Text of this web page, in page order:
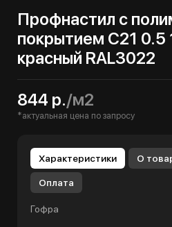
Профнастил с
покрытием С21 0.5
красный RAL3022
844 р./м2
*актуальная цена по запросу
Характеристики О
Оплата
Гофра